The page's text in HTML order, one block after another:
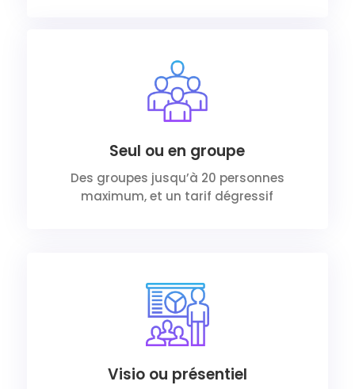
Seul ou en groupe
Des groupes jusqu’à 20 personnes
maximum, et un tarif dégressif
Visio ou présentiel